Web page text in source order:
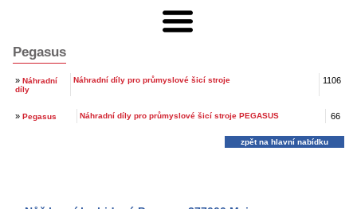
Pegasus
» Náhradní
díly
Náhradní díly pro průmyslové šicí stroje 1106
» Pegasus Náhradní díly pro průmyslové šicí stroje PEGASUS 66
zpět na hlavní nabídku